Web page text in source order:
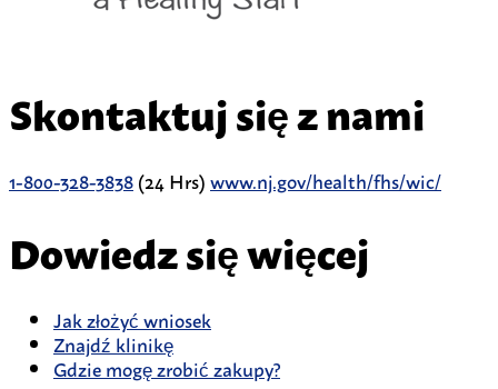
Skontaktuj się z nami
1-800-328-3838(24 Hrs)www.nj.gov/health/fhs/wic/
Dowiedz się więcej
Jak złożyć wniosek
Znajdź klinikę
Gdzie mogę zrobić zakupy?